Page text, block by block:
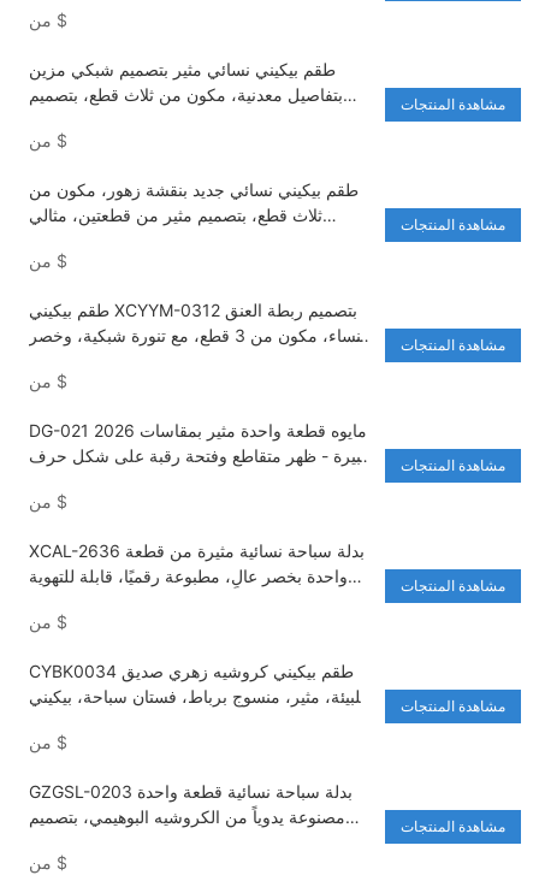
$
طقم بيكيني نسائي مثير بتصميم شبكي مزين
بتفاصيل معدنية، مكون من ثلاث قطع، بتصميم
XCWL-1313
$
مشاهدة المنتجات
طقم بيكيني نسائي جديد بنقشة زهور، مكون من
ثلاث قطع، بتصميم مثير من قطعتين، مثالي
3312).
$
مشاهدة المنتجات
طقم بيكيني XCYYM-0312 بتصميم ربطة العنق
للنساء، مكون من 3 قطع، مع تنورة شبكية، وخصر
$
مشاهدة المنتجات
DG-021 2026 مايوه قطعة واحدة مثير بمقاسات
كبيرة - ظهر متقاطع وفتحة رقبة على شكل حرف
$
مشاهدة المنتجات
XCAL-2636 بدلة سباحة نسائية مثيرة من قطعة
واحدة بخصر عالٍ، مطبوعة رقميًا، قابلة للتهوية
الساخنة
$
مشاهدة المنتجات
CYBK0034 طقم بيكيني كروشيه زهري صديق
للبيئة، مثير، منسوج برباط، فستان سباحة، بيكيني
$
مشاهدة المنتجات
GZGSL-0203 بدلة سباحة نسائية قطعة واحدة
مصنوعة يدوياً من الكروشيه البوهيمي، بتصميم
$
مشاهدة المنتجات